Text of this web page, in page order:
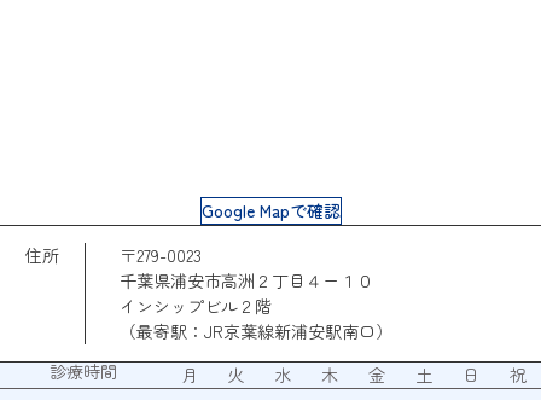
Google Mapで確認
住所
〒279-0023
千葉県浦安市高洲２丁目４ー１０
インシップビル２階
（最寄駅：JR京葉線新浦安駅南口）
診療時間
月 火 水 木 金 土 日 祝